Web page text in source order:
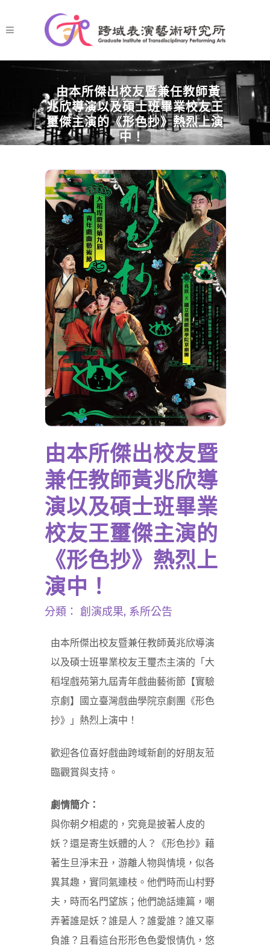
由本所傑出校友暨兼任教師黃
兆欣導演以及碩士班畢業校友王
璽傑主演的《形色抄》熱烈上演
中！
由本所傑出校友暨
兼任教師黃兆欣導
演以及碩士班畢業
校友王璽傑主演的
《形色抄》熱烈上
演中！
分類： 創演成果, 系所公告
由本所傑出校友暨兼任教師黃兆欣導演
以及碩士班畢業校友王璽杰主演的「大
稻埕戲苑第九屆青年戲曲藝術節【實驗
京劇】國立臺灣戲曲學院京劇團《形色
抄》」熱烈上演中！
歡迎各位喜好戲曲跨域新創的好朋友蒞
臨觀賞與支持。
劇情簡介：
與你朝夕相處的，究竟是披著人皮的
妖？還是寄生妖體的人？《形色抄》藉
著生旦淨末丑，游離人物與情境，似各
異其趣，實同氣連枝。他們時而山村野
夫，時而名門望族；他們詭話連篇，嘲
弄著誰是妖？誰是人？誰愛誰？誰又辜
負誰？且看這台形形色色愛恨情仇，悠